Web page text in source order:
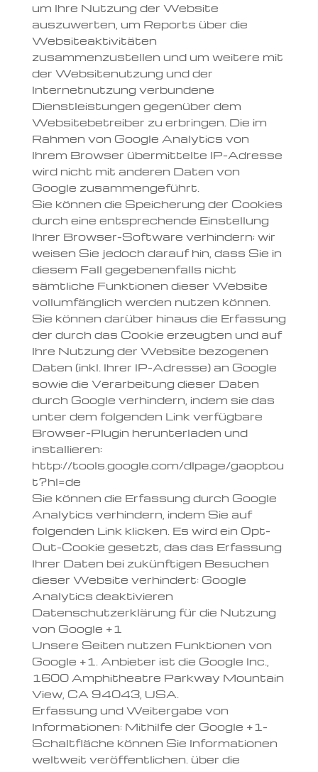
um Ihre Nutzung der Website
auszuwerten, um Reports über die
Websiteaktivitäten
zusammenzustellen und um weitere mit
der Websitenutzung und der
Internetnutzung verbundene
Dienstleistungen gegenüber dem
Websitebetreiber zu erbringen. Die im
Rahmen von Google Analytics von
Ihrem Browser übermittelte IP-Adresse
wird nicht mit anderen Daten von
Google zusammengeführt.
Sie können die Speicherung der Cookies
durch eine entsprechende Einstellung
Ihrer Browser-Software verhindern; wir
weisen Sie jedoch darauf hin, dass Sie in
diesem Fall gegebenenfalls nicht
sämtliche Funktionen dieser Website
vollumfänglich werden nutzen können.
Sie können darüber hinaus die Erfassung
der durch das Cookie erzeugten und auf
Ihre Nutzung der Website bezogenen
Daten (inkl. Ihrer IP-Adresse) an Google
sowie die Verarbeitung dieser Daten
durch Google verhindern, indem sie das
unter dem folgenden Link verfügbare
Browser-Plugin herunterladen und
installieren:
http://tools.google.com/dlpage/gaoptou
t?hl=de
Sie können die Erfassung durch Google
Analytics verhindern, indem Sie auf
folgenden Link klicken. Es wird ein Opt-
Out-Cookie gesetzt, das das Erfassung
Ihrer Daten bei zukünftigen Besuchen
dieser Website verhindert: Google
Analytics deaktivieren
Datenschutzerklärung für die Nutzung
von Google +1
Unsere Seiten nutzen Funktionen von
Google +1. Anbieter ist die Google Inc.,
1600 Amphitheatre Parkway Mountain
View, CA 94043, USA.
Erfassung und Weitergabe von
Informationen: Mithilfe der Google +1-
Schaltfläche können Sie Informationen
weltweit veröffentlichen. über die